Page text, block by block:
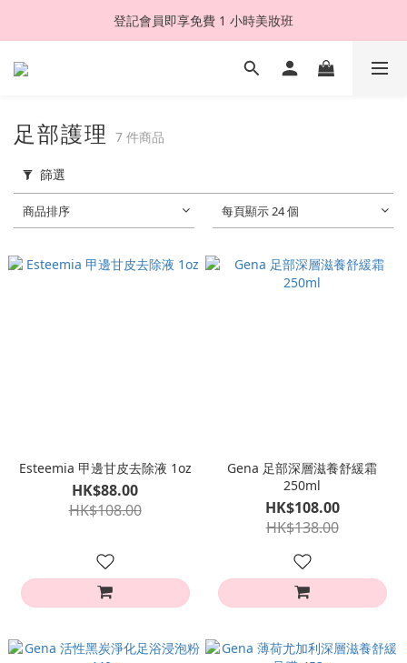
登記會員即享免費 1 小時美妝班
足部護理 7 件商品
篩選
商品排序 每頁顯示 24 個
Esteemia 甲邊甘皮去除液 1oz
HK$88.00
HK$108.00
Gena 足部深層滋養舒緩霜
250ml
HK$108.00
HK$138.00